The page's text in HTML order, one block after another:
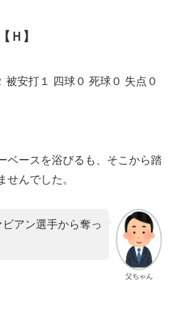
Ｈ】
被安打１ 四球０ 死球０ 失点０
ベースを浴びるも、そこから踏
せんでした。
父ちゃん
アン選手から奪っ